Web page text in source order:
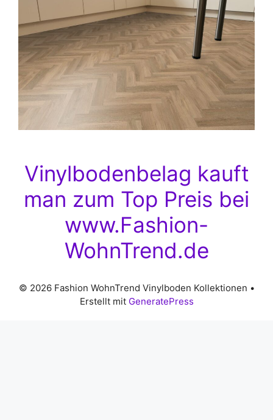
Vinylbodenbelag kauft
man zum Top Preis bei
www.Fashion-
WohnTrend.de
© 2026 Fashion WohnTrend Vinylboden Kollektionen •
Erstellt mit GeneratePress